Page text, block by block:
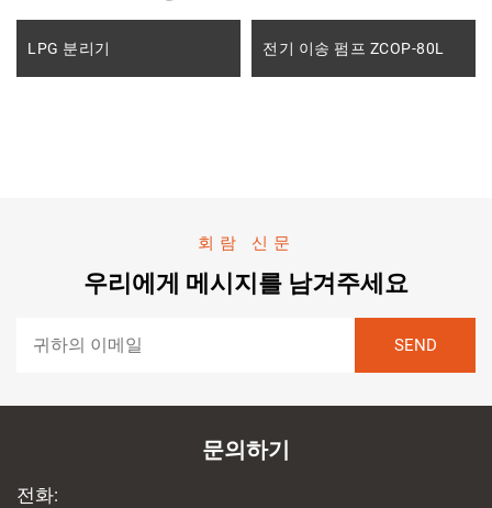
LPG 분리기 전기 이송 펌프 ZCOP-80L
회람 신문
우리에게 메시지를 남겨주세요
문의하기
전화: